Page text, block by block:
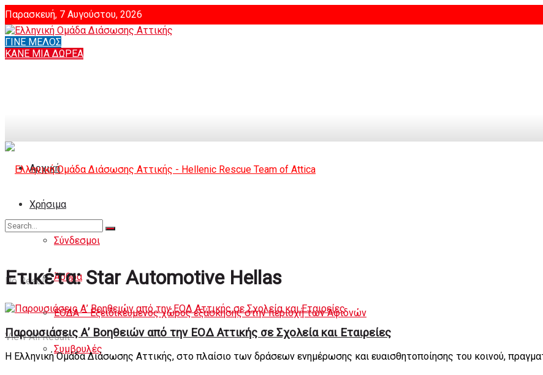
Παρασκευή, 7 Αυγούστου, 2026
Login
ΓΙΝΕ ΜΕΛΟΣ
ΚΑΝΕ ΜΙΑ ΔΩΡΕΑ
Αρχική
Χρήσιμα
Σύνδεσμοι
Άρθρα
ΕΟΔΑ – Εξειδικευμένος χώρος εξάσκησης στην περιοχή των Αφιδνών
Συμβουλές
No Result
View All Result
Ετικέτα:Star Automotive Hellas
Παρουσιάσεις Α’ Βοηθειών από την ΕΟΔ Αττικής σε Σχολεία και Εταιρείες
Η Ελληνική Ομάδα Διάσωσης Αττικής, στο πλαίσιο των δράσεων ενημέρωσης και ευαισθητοποίησης του κοινού,